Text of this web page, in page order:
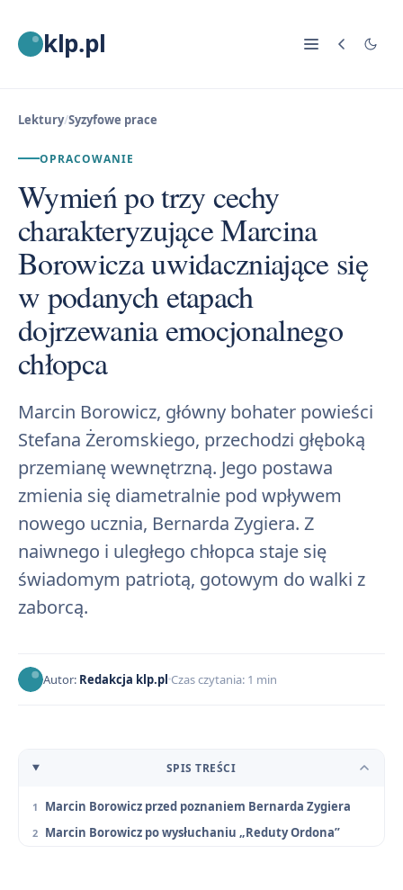
klp.pl
Lektury/Syzyfowe prace
OPRACOWANIE
Wymień po trzy cechy
charakteryzujące Marcina
Borowicza uwidaczniające się
w podanych etapach
dojrzewania emocjonalnego
chłopca
Marcin Borowicz, główny bohater powieści
Stefana Żeromskiego, przechodzi głęboką
przemianę wewnętrzną. Jego postawa
zmienia się diametralnie pod wpływem
nowego ucznia, Bernarda Zygiera. Z
naiwnego i uległego chłopca staje się
świadomym patriotą, gotowym do walki z
zaborcą.
Autor: Redakcja klp.pl Czas czytania: 1 min
SPIS TREŚCI
Marcin Borowicz przed poznaniem Bernarda Zygiera
Marcin Borowicz po wysłuchaniu „Reduty Ordona”